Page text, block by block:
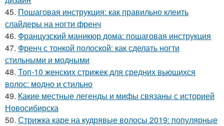
45. Пошаговая инструкция: как правильно клеить
слайдеры на ногти френч
46. Французский маникюр дома: пошаговая инструкция
47. Френч с тонкой полоской: как сделать ногти
стильными и модными
48. Топ-10 женских стрижек для средних вьющихся
волос: модно и стильно
49. Какие местные легенды и мифы связаны с историей
Новосибирска
50. Стрижка каре на кудрявые волосы 2019: популярные